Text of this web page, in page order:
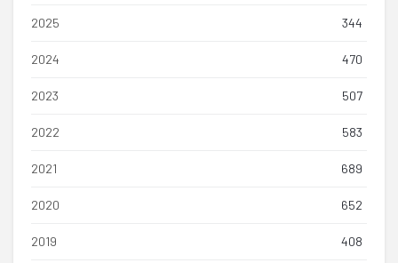
2025 344
2024 470
2023 507
2022 583
2021 689
2020 652
2019 408